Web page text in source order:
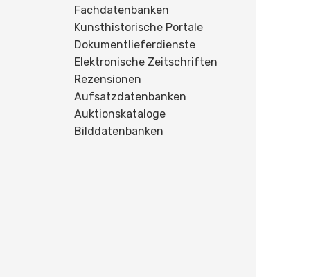
Fachdatenbanken
Kunsthistorische Portale
Dokumentlieferdienste
Elektronische Zeitschriften
Rezensionen
Aufsatzdatenbanken
Auktionskataloge
Bilddatenbanken